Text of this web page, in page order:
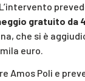
gratuito da
che si è
euro.
Amos Poli e